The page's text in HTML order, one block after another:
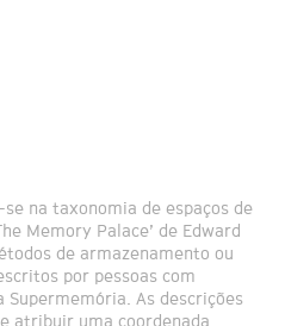
na taxonomia de espaços de
Memory Palace’ de Edward
de armazenamento ou
por pessoas com
As descrições
atribuir uma coordenada